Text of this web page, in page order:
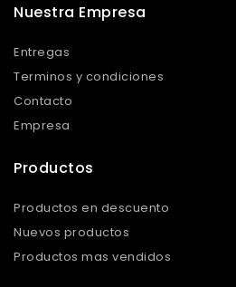
Nuestra Empresa
Entregas
Terminos y condiciones
Contacto
Empresa
Productos
Productos en descuento
Nuevos productos
Productos mas vendidos